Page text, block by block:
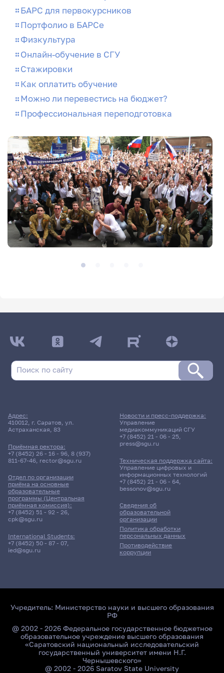
БАРС для первокурсников
Портфолио в БАРСе
Физкультура
Онлайн-обучение в СГУ
Стажировки
Как оплатить обучение
Можно ли перевестись на бюджет?
Профессиональная переподготовка
Адрес:
410012, г. Саратов, ул.
Астраханская, 83
Приёмная ректора:
+7 (8452) 26 - 16 - 96, 8 (937)
811-67-46, rector@sgu.ru
Отдел по организации
приёма на основные
образовательные
программы (Центральная
приёмная комиссия):
+7 (8452) 51 - 92 - 26,
cpk@sgu.ru
International Students:
+7 (8452) 50 - 87 - 07,
ied@sgu.ru
Сведения об
образовательной
организации
Политика обработки
персональных данных
Противодействие
коррупции
Новости и пресс-поддержка:
Управление
медиакоммуникаций СГУ
+7 (8452) 21 - 06 - 25,
press@sgu.ru
Техническая поддержка сайта:
Управление цифровых и
информационных технологий
+7 (8452) 21 - 06 - 64,
bessonov@sgu.ru
Учредитель: Министерство науки и высшего образования
РФ
@ 2002 - 2026 Федеральное государственное бюджетное
образовательное учреждение высшего образования
«Саратовский национальный исследовательский
государственный университет имени Н.Г.
Чернышевского»
@ 2002 - 2026 Saratov State University